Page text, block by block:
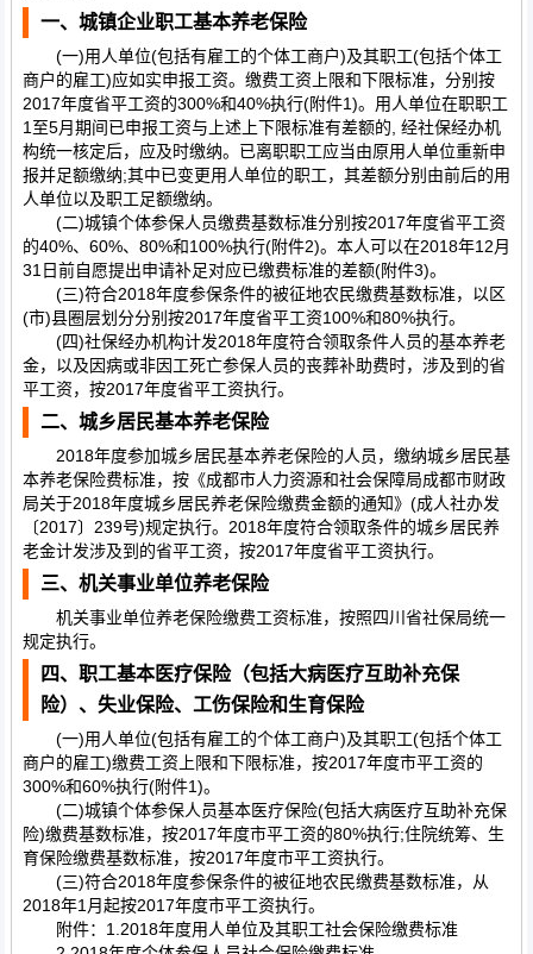
一、城镇企业职工基本养老保险
(一)用人单位(包括有雇工的个体工商户)及其职工(包括个体工
商户的雇工)应如实申报工资。缴费工资上限和下限标准，分别按
2017年度省平工资的300%和40%执行(附件1)。用人单位在职职工
1至5月期间已申报工资与上述上下限标准有差额的, 经社保经办机
构统一核定后，应及时缴纳。已离职职工应当由原用人单位重新申
报并足额缴纳;其中已变更用人单位的职工，其差额分别由前后的用
人单位以及职工足额缴纳。
(二)城镇个体参保人员缴费基数标准分别按2017年度省平工资
的40%、60%、80%和100%执行(附件2)。本人可以在2018年12月
31日前自愿提出申请补足对应已缴费标准的差额(附件3)。
(三)符合2018年度参保条件的被征地农民缴费基数标准，以区
(市)县圈层划分分别按2017年度省平工资100%和80%执行。
(四)社保经办机构计发2018年度符合领取条件人员的基本养老
金，以及因病或非因工死亡参保人员的丧葬补助费时，涉及到的省
平工资，按2017年度省平工资执行。
二、城乡居民基本养老保险
2018年度参加城乡居民基本养老保险的人员，缴纳城乡居民基
本养老保险费标准，按《成都市人力资源和社会保障局成都市财政
局关于2018年度城乡居民养老保险缴费金额的通知》(成人社办发
〔2017〕239号)规定执行。2018年度符合领取条件的城乡居民养
老金计发涉及到的省平工资，按2017年度省平工资执行。
三、机关事业单位养老保险
机关事业单位养老保险缴费工资标准，按照四川省社保局统一
规定执行。
四、职工基本医疗保险（包括大病医疗互助补充保
险）、失业保险、工伤保险和生育保险
(一)用人单位(包括有雇工的个体工商户)及其职工(包括个体工
商户的雇工)缴费工资上限和下限标准，按2017年度市平工资的
300%和60%执行(附件1)。
(二)城镇个体参保人员基本医疗保险(包括大病医疗互助补充保
险)缴费基数标准，按2017年度市平工资的80%执行;住院统筹、生
育保险缴费基数标准，按2017年度市平工资执行。
(三)符合2018年度参保条件的被征地农民缴费基数标准，从
2018年1月起按2017年度市平工资执行。
附件：1.2018年度用人单位及其职工社会保险缴费标准